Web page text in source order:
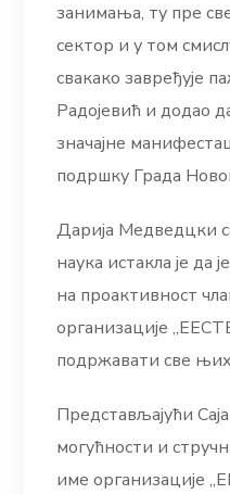
занимања, ту пре
сектор и у том
свакако завређује
Радојевић и додао
значајне
подршку Града
Дарија Медведцки
наука истакла је да
на проактивност
организације
подржавати све
Представљајући
могућности и
име организације